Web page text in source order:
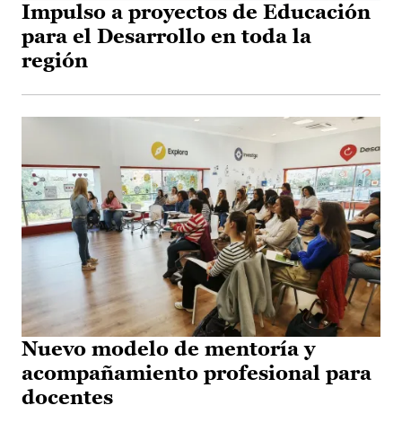
Impulso a proyectos de Educación
para el Desarrollo en toda la
región
Nuevo modelo de mentoría y
acompañamiento profesional para
docentes